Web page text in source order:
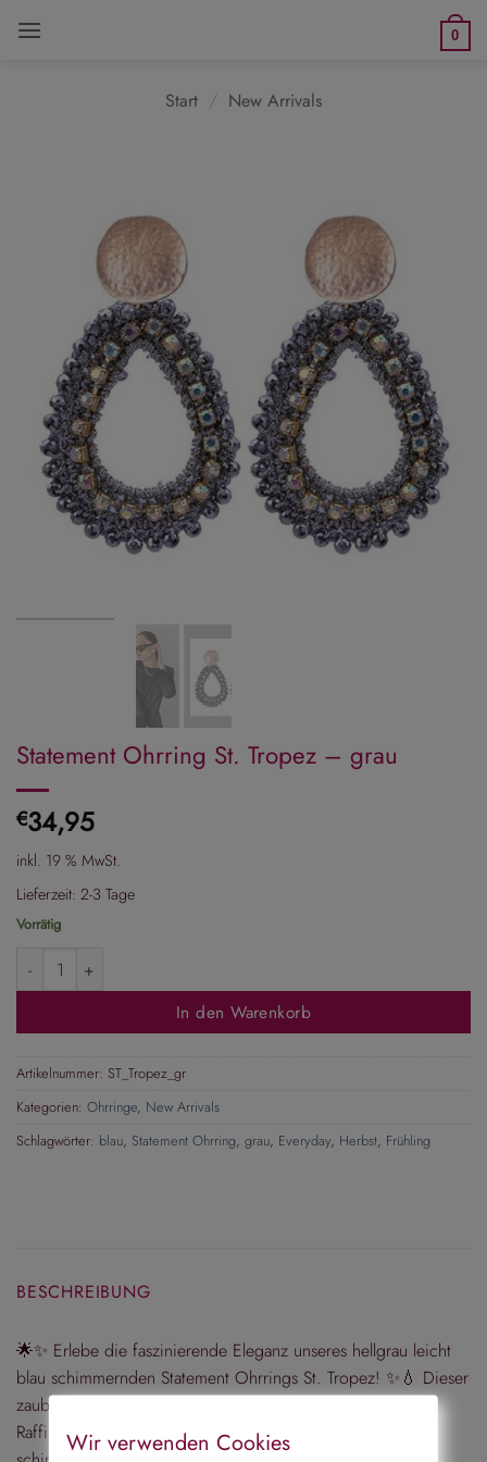
Inhalt
0
Start / New Arrivals
Statement Ohrring St. Tropez – grau
€34,95
inkl. 19 % MwSt.
Lieferzeit: 2-3 Tage
Vorrätig
Statement Ohrring St. Tropez - grau Menge
In den Warenkorb
Artikelnummer: ST_Tropez_gr
Kategorien: Ohrringe, New Arrivals
Schlagwörter: blau, Statement Ohrring, grau, Everyday, Herbst, Frühling
BESCHREIBUNG
🌟✨ Erlebe die faszinierende Eleganz unseres hellgrau leicht
blau schimmernden Statement Ohrrings St. Tropez! ✨💧 Dieser
zauberhafte Ohrring verleiht deinem Look eine subtile
Raffinesse und ist ein echter Blickfang. Mit seiner zarten,
Wir verwenden Cookies